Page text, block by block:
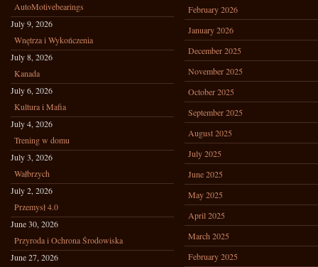
AutoMotivebearings
July 9, 2026
Wnętrza i Wykończenia
July 8, 2026
Kanada
July 6, 2026
Kultura i Mafia
July 4, 2026
Trening w domu
July 3, 2026
Wałbrzych
July 2, 2026
Przemysł 4.0
June 30, 2026
Przyroda i Ochrona Środowiska
June 27, 2026
February 2026
January 2026
December 2025
November 2025
October 2025
September 2025
August 2025
July 2025
June 2025
May 2025
April 2025
March 2025
February 2025